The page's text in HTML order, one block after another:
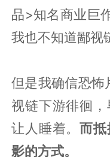
品>知名商业巨
我也不知道鄙视
但是我确信恐
视链下游徘徊
让人睡着。而
影的方式。